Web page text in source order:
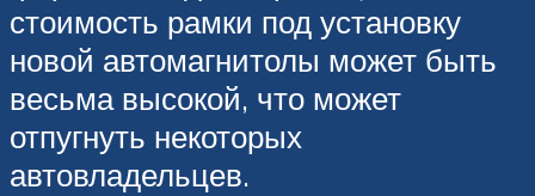
стоимость рамки под установку
новой автомагнитолы может быть
весьма высокой, что может
отпугнуть некоторых
автовладельцев.